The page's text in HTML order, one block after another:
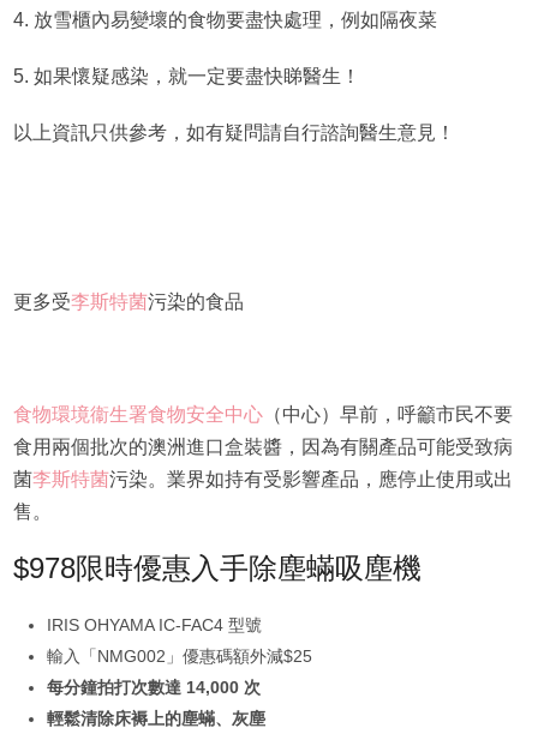
4. 放雪櫃內易變壞的食物要盡快處理，例如隔夜菜
5. 如果懷疑感染，就一定要盡快睇醫生！
以上資訊只供參考，如有疑問請自行諮詢醫生意見！
更多受李斯特菌污染的食品
​食物環境衞生署食物安全中心（中心）早前，呼籲市民不要
食用兩個批次的澳洲進口盒裝醬，因為有關產品可能受致病
菌李斯特菌污染。業界如持有受影響產品，應停止使用或出
售。
$978限時優惠入手除塵蟎吸塵機
IRIS OHYAMA IC-FAC4 型號
輸入「NMG002」優惠碼額外減$25
每分鐘拍打次數達 14,000 次
輕鬆清除床褥上的塵蟎、灰塵